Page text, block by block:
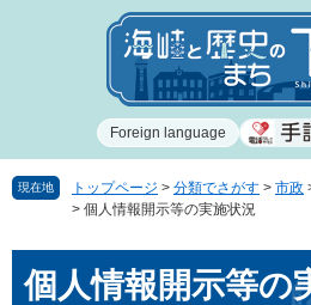
で
ば
Foreign language
現在地 トップページ > 分類でさがす > 市政
> 個人情報開示等の実施状況
文個人情報開示等の